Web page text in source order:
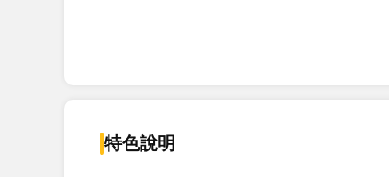
特色說明